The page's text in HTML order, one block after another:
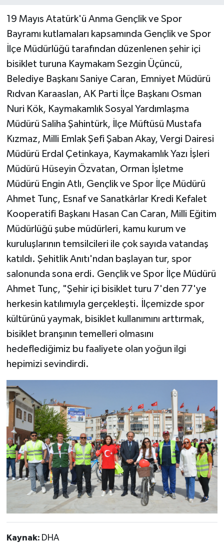
19 Mayıs Atatürk'ü Anma Gençlik ve Spor
Bayramı kutlamaları kapsamında Gençlik ve Spor
İlçe Müdürlüğü tarafından düzenlenen şehir içi
bisiklet turuna Kaymakam Sezgin Üçüncü,
Belediye Başkanı Saniye Caran, Emniyet Müdürü
Rıdvan Karaaslan, AK Parti İlçe Başkanı Osman
Nuri Kök, Kaymakamlık Sosyal Yardımlaşma
Müdürü Saliha Şahintürk, İlçe Müftüsü Mustafa
Kızmaz, Milli Emlak Şefi Şaban Akay, Vergi Dairesi
Müdürü Erdal Çetinkaya, Kaymakamlık Yazı İşleri
Müdürü Hüseyin Özvatan, Orman İşletme
Müdürü Engin Atlı, Gençlik ve Spor İlçe Müdürü
Ahmet Tunç, Esnaf ve Sanatkârlar Kredi Kefalet
Kooperatifi Başkanı Hasan Can Caran, Milli Eğitim
Müdürlüğü şube müdürleri, kamu kurum ve
kuruluşlarının temsilcileri ile çok sayıda vatandaş
katıldı. Şehitlik Anıtı'ndan başlayan tur, spor
salonunda sona erdi. Gençlik ve Spor İlçe Müdürü
Ahmet Tunç, "Şehir içi bisiklet turu 7'den 77'ye
herkesin katılımıyla gerçekleşti. İlçemizde spor
kültürünü yaymak, bisiklet kullanımını arttırmak,
bisiklet branşının temelleri olmasını
hedeflediğimiz bu faaliyete olan yoğun ilgi
hepimizi sevindirdi.
Kaynak: DHA
YAZARLAR
RESMİ İLAN
MAGAZİN